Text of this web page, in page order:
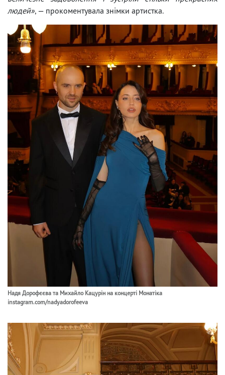
людей», — прокоментувала знімки артистка.
Надя Дорофєєва та Михайло Кацурін на концерті Монатіка
instagram.com/nadyadorofeeva